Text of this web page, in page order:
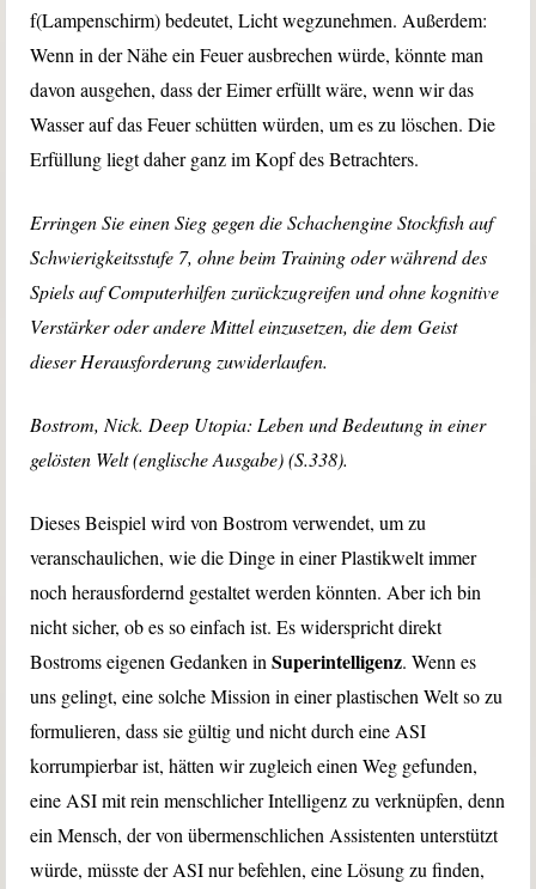
f(Lampenschirm) bedeutet, Licht wegzunehmen. Außerdem:
Wenn in der Nähe ein Feuer ausbrechen würde, könnte man
davon ausgehen, dass der Eimer erfüllt wäre, wenn wir das
Wasser auf das Feuer schütten würden, um es zu löschen. Die
Erfüllung liegt daher ganz im Kopf des Betrachters.
Erringen Sie einen Sieg gegen die Schachengine Stockfish auf
Schwierigkeitsstufe 7, ohne beim Training oder während des
Spiels auf Computerhilfen zurückzugreifen und ohne kognitive
Verstärker oder andere Mittel einzusetzen, die dem Geist
dieser Herausforderung zuwiderlaufen.
Bostrom, Nick. Deep Utopia: Leben und Bedeutung in einer
gelösten Welt (englische Ausgabe) (S.338).
Dieses Beispiel wird von Bostrom verwendet, um zu
veranschaulichen, wie die Dinge in einer Plastikwelt immer
noch herausfordernd gestaltet werden könnten. Aber ich bin
nicht sicher, ob es so einfach ist. Es widerspricht direkt
Bostroms eigenen Gedanken inSuperintelligenz. Wenn es
uns gelingt, eine solche Mission in einer plastischen Welt so zu
formulieren, dass sie gültig und nicht durch eine ASI
korrumpierbar ist, hätten wir zugleich einen Weg gefunden,
eine ASI mit rein menschlicher Intelligenz zu verknüpfen, denn
ein Mensch, der von übermenschlichen Assistenten unterstützt
würde, müsste der ASI nur befehlen, eine Lösung zu finden,